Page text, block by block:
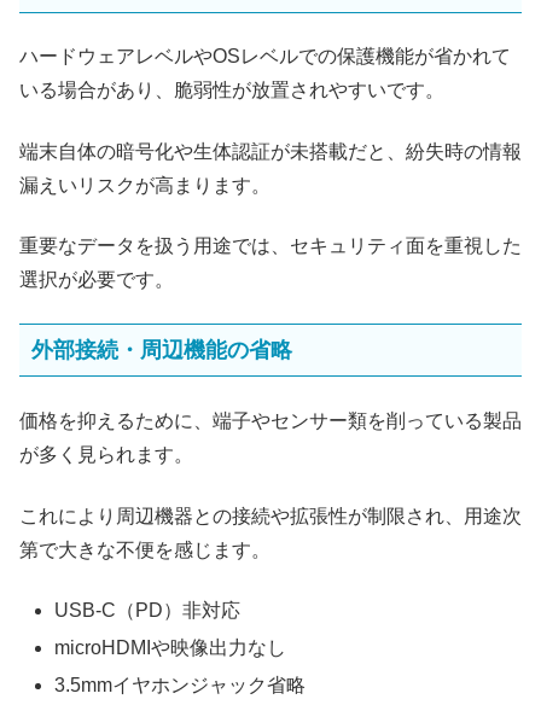
ハードウェアレベルやOSレベルでの保護機能が省かれて
いる場合があり、脆弱性が放置されやすいです。
端末自体の暗号化や生体認証が未搭載だと、紛失時の情報
漏えいリスクが高まります。
重要なデータを扱う用途では、セキュリティ面を重視した
選択が必要です。
外部接続・周辺機能の省略
価格を抑えるために、端子やセンサー類を削っている製品
が多く見られます。
これにより周辺機器との接続や拡張性が制限され、用途次
第で大きな不便を感じます。
USB-C（PD）非対応
microHDMIや映像出力なし
3.5mmイヤホンジャック省略